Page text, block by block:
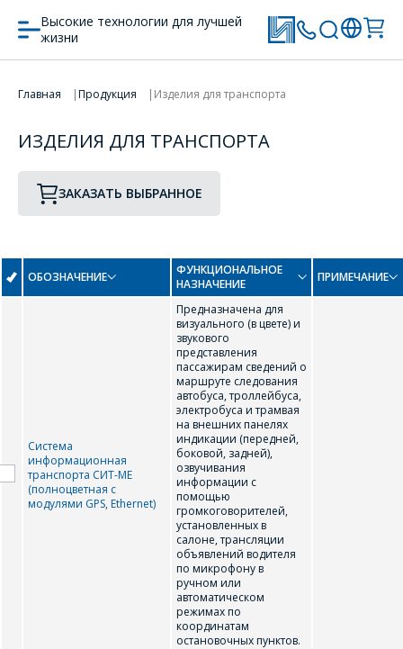
Высокие технологии для лучшей
жизни
Главная Продукция Изделия для транспорта
ИЗДЕЛИЯ ДЛЯ ТРАНСПОРТА
ЗАКАЗАТЬ ВЫБРАННОЕ
ОБОЗНАЧЕНИЕ
ФУНКЦИОНАЛЬНОЕ
НАЗНАЧЕНИЕ
ПРИМЕЧАНИЕ
Система
информационная
транспорта СИТ-МЕ
(полноцветная с
модулями GPS, Ethernet)
Предназначена для
визуального (в цвете) и
звукового
представления
пассажирам сведений о
маршруте следования
автобуса, троллейбуса,
электробуса и трамвая
на внешних панелях
индикации (передней,
боковой, задней),
озвучивания
информации с
помощью
громкоговорителей,
установленных в
салоне, трансляции
объявлений водителя
по микрофону в
ручном или
автоматическом
режимах по
координатам
остановочных пунктов.